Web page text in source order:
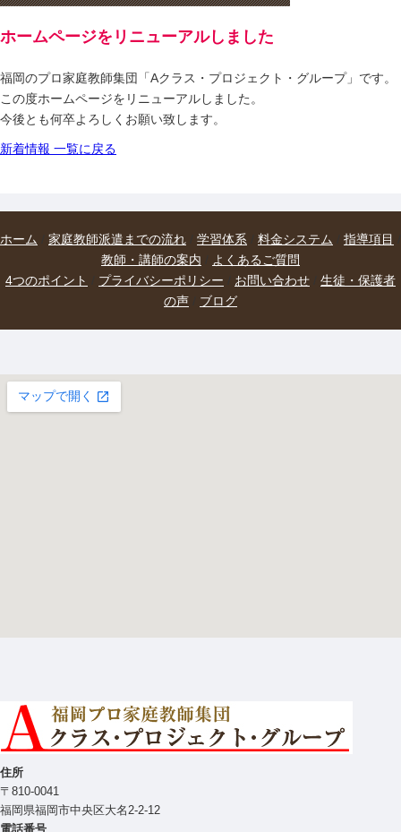
ホームページをリニューアルしました
福岡のプロ家庭教師集団「Aクラス・プロジェクト・グループ」です。
この度ホームページをリニューアルしました。
今後とも何卒よろしくお願い致します。
新着情報 一覧に戻る
ホーム 家庭教師派遣までの流れ 学習体系 料金システム 指導項目
教師・講師の案内
よくあるご質問
4つのポイント
プライバシーポリシー お問い合わせ
生徒・保護者
の声
ブログ
大きな地図で見る
住所
〒810-0041
福岡県福岡市中央区大名2-2-12
電話番号